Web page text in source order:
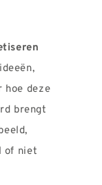
hoe deze
brengt
of niet